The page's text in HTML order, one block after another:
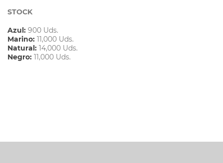
STOCK
Azul: 900 Uds.
Marino: 11,000 Uds.
Natural: 14,000 Uds.
Negro: 11,000 Uds.